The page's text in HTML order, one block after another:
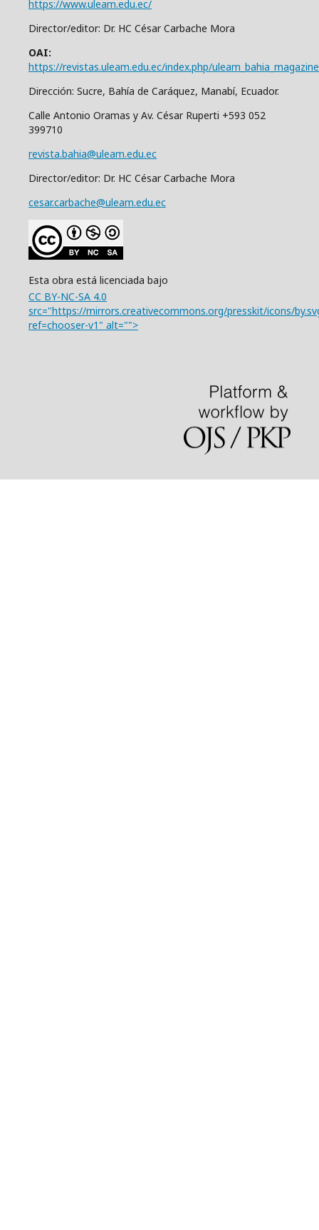
https://www.uleam.edu.ec/
Director/editor: Dr. HC César Carbache Mora
OAI:
https://revistas.uleam.edu.ec/index.php/
Dirección: Sucre, Bahía de Caráquez, Manabí, Ecuador.
Calle Antonio Oramas y Av. César Ruperti +593 052
399710
revista.bahia@uleam.edu.ec
Director/editor: Dr. HC César Carbache Mora
cesar.carbache@uleam.edu.ec
Esta obra está licenciada bajo
CC BY-NC-SA 4.0
src="https://mirrors.creativecommons.org/presskit/icons/
ref=chooser-v1" alt="">